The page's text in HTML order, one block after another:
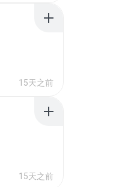
15天之前
15天之前